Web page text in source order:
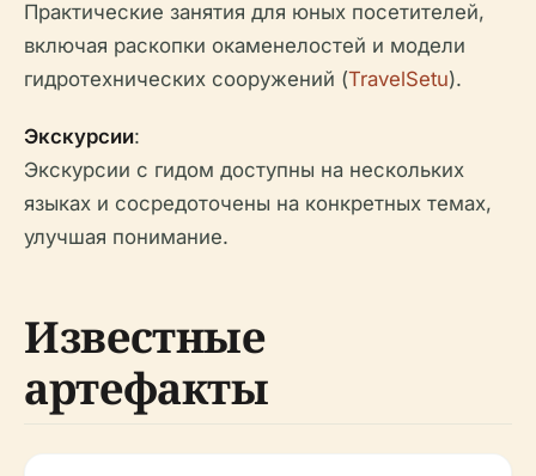
Практические занятия для юных посетителей,
включая раскопки окаменелостей и модели
гидротехнических сооружений (TravelSetu).
Экскурсии:
Экскурсии с гидом доступны на нескольких
языках и сосредоточены на конкретных темах,
улучшая понимание.
Известные
артефакты